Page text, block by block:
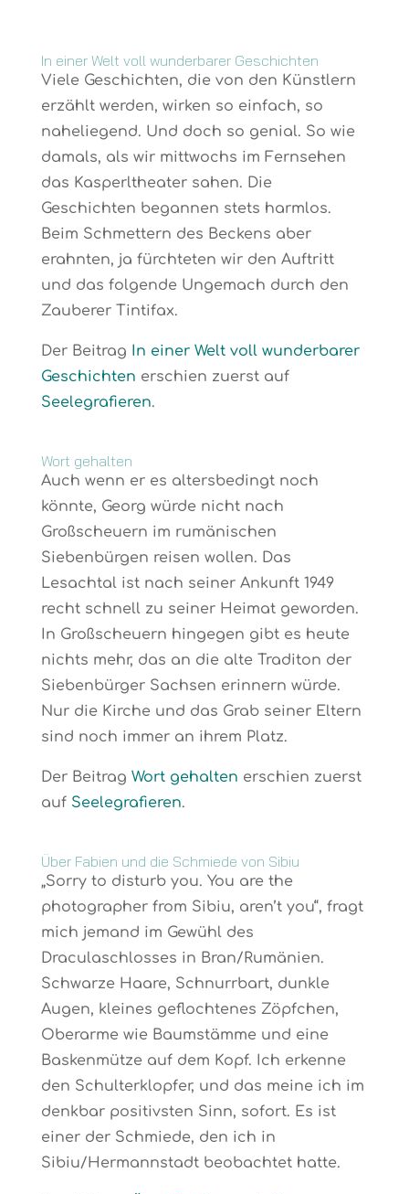
In einer Welt voll wunderbarer Geschichten
Viele Geschichten, die von den Künstlern
erzählt werden, wirken so einfach, so
naheliegend. Und doch so genial. So wie
damals, als wir mittwochs im Fernsehen
das Kasperltheater sahen. Die
Geschichten begannen stets harmlos.
Beim Schmettern des Beckens aber
erahnten, ja fürchteten wir den Auftritt
und das folgende Ungemach durch den
Zauberer Tintifax.
Der Beitrag In einer Welt voll wunderbarer
Geschichten erschien zuerst auf
Seelegrafieren.
Wort gehalten
Auch wenn er es altersbedingt noch
könnte, Georg würde nicht nach
Großscheuern im rumänischen
Siebenbürgen reisen wollen. Das
Lesachtal ist nach seiner Ankunft 1949
recht schnell zu seiner Heimat geworden.
In Großscheuern hingegen gibt es heute
nichts mehr, das an die alte Traditon der
Siebenbürger Sachsen erinnern würde.
Nur die Kirche und das Grab seiner Eltern
sind noch immer an ihrem Platz.
Der Beitrag Wort gehalten erschien zuerst
auf Seelegrafieren.
Über Fabien und die Schmiede von Sibiu
„Sorry to disturb you. You are the
photographer from Sibiu, aren’t you“, fragt
mich jemand im Gewühl des
Draculaschlosses in Bran/Rumänien.
Schwarze Haare, Schnurrbart, dunkle
Augen, kleines geflochtenes Zöpfchen,
Oberarme wie Baumstämme und eine
Baskenmütze auf dem Kopf. Ich erkenne
den Schulterklopfer, und das meine ich im
denkbar positivsten Sinn, sofort. Es ist
einer der Schmiede, den ich in
Sibiu/Hermannstadt beobachtet hatte.